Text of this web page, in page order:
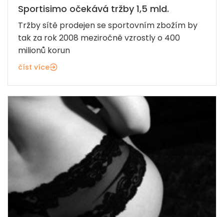
Sportisimo očekává tržby 1,5 mld.
Tržby sítě prodejen se sportovním zbožím by
tak za rok 2008 meziročně vzrostly o 400
milionů korun
číst více